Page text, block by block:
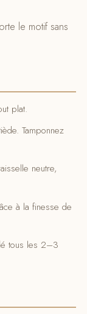
le motif sans
plat.
Tamponnez
neutre,
à la finesse de
tous les 2–3